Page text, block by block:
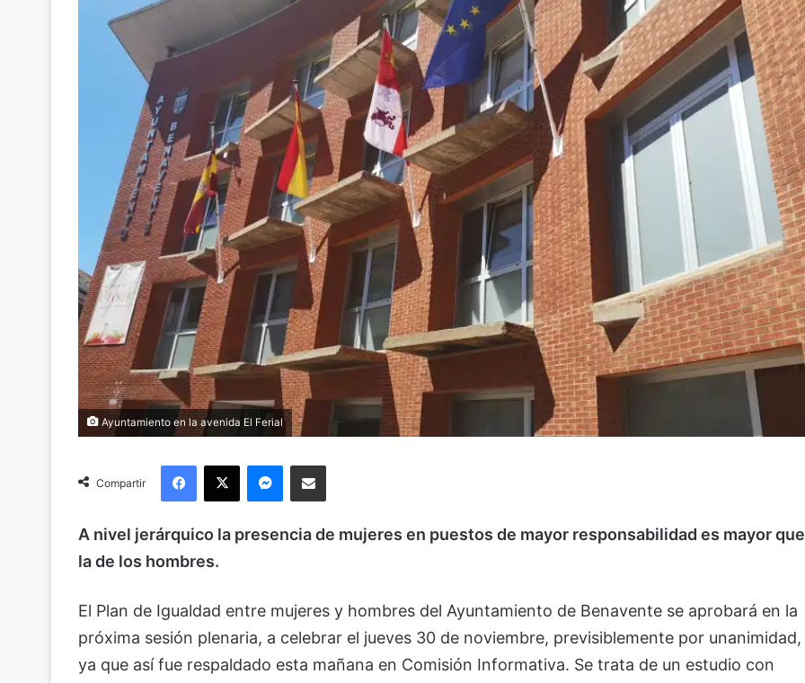
Ayuntamiento en la avenida El Ferial
Compartir
Facebook
X Messenger
Compartir via Email
A nivel jerárquico la presencia de mujeres en puestos de mayor responsabilidad es mayor que
la de los hombres.
El Plan de Igualdad entre mujeres y hombres del Ayuntamiento de Benavente se aprobará en la
próxima sesión plenaria, a celebrar el jueves 30 de noviembre, previsiblemente por unanimidad,
ya que así fue respaldado esta mañana en Comisión Informativa. Se trata de un estudio con